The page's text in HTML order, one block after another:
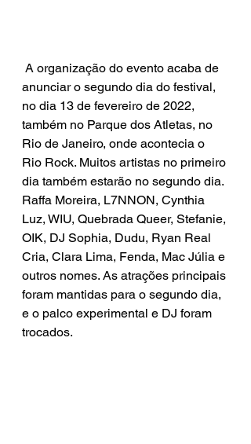
anunciar o segundo dia do festival,
no dia 13 de fevereiro de 2022,
também no Parque dos Atletas, no
Rio de Janeiro, onde acontecia o
Rio Rock. Muitos artistas no primeiro
dia também estarão no segundo dia.
Raffa Moreira, L7NNON, Cynthia
Luz, WIU, Quebrada Queer, Stefanie,
OIK, DJ Sophia, Dudu, Ryan Real
Cria, Clara Lima, Fenda, Mac Júlia e
outros nomes. As atrações principais
foram mantidas para o segundo dia,
e o palco experimental e DJ foram
trocados.